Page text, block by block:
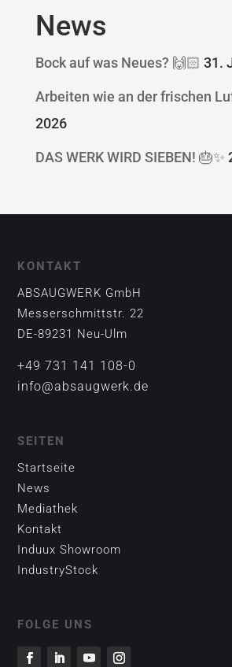
News
Bock auf was Neues? 🙌🏻 31.
Arbeiten wie an der frischen
2026
DAS WERK WIRD SIEBEN! 🎂✨
KONTAKT
ABSAUGWERK GmbH
Messerschmittstr. 22
DE-89231 Neu-Ulm
+49 731 141 108-0
info@absaugwerk.de
SEITEN
Startseite
News
Mediathek
Kontakt
Induux Showroom
IndustryStock
FOLGE UNS